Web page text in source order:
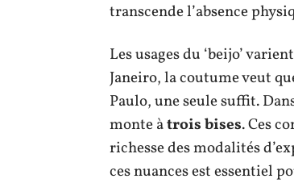
transcende l’absence
Les usages du ‘beijo’
Janeiro, la coutume veut
Paulo, une seule suffit.
monte àtrois bises. Ces
richesse des modalités
ces nuances est essentiel